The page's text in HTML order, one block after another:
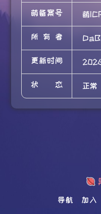
萌备案号 萌
所有者
更新时间
状态 正常
导航 加入